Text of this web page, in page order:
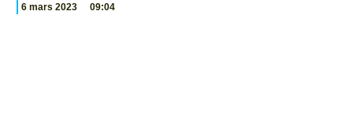
6 mars 2023 09:04